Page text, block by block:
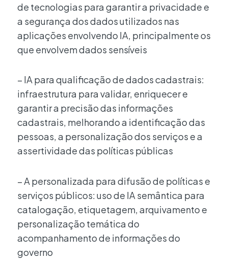
de tecnologias para garantir a privacidade e
a segurança dos dados utilizados nas
aplicações envolvendo IA, principalmente os
que envolvem dados sensíveis
– IA para qualificação de dados cadastrais:
infraestrutura para validar, enriquecer e
garantir a precisão das informações
cadastrais, melhorando a identificação das
pessoas, a personalização dos serviços e a
assertividade das políticas públicas
– A personalizada para difusão de políticas e
serviços públicos: uso de IA semântica para
catalogação, etiquetagem, arquivamento e
personalização temática do
acompanhamento de informações do
governo